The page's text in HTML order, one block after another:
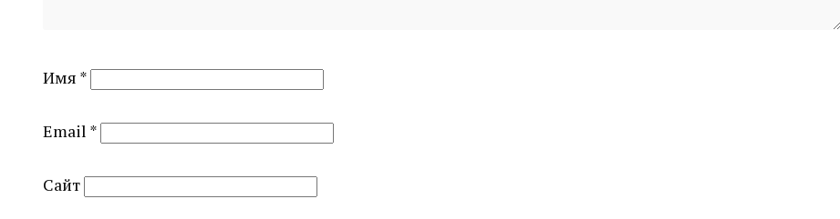
Имя *
Email *
Сайт